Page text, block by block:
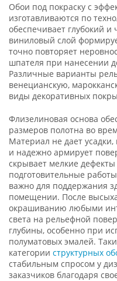
Обои под покраску с
изготавливаются по
обеспечивает глубокий
виниловый слой
точно повторяет
шпателя при нанесении
Различные варианты
венецианскую,
виды декоративных
Флизелиновая основа
размеров полотна во
Материал не дает
и надежно армирует
скрывает мелкие
подготовительные
важно для поддержания
помещении. После
окрашиванию любыми
света на рельефной
глубины, особенно при
полуматовых эмалей.
категории структурных
стабильным спросом у
заказчиков благодаря